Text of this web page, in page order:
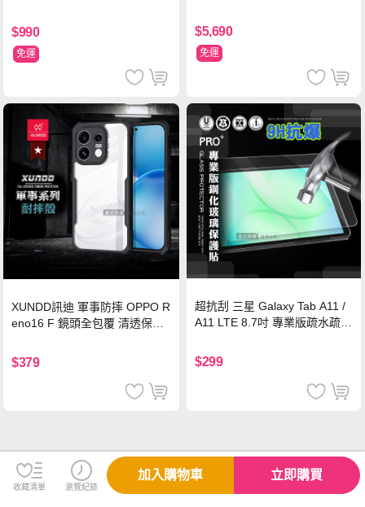
$990
免運
$5,690
免運
XUNDD訊迪 軍事防摔 OPPO R
eno16 F 鏡頭全包覆 清透保護
$379
超抗刮 三星 Galaxy Tab A11 /
A11 LTE 8.7吋 專業版疏水疏油
$299
收藏清單 瀏覽紀錄
加入購物車 立即購買